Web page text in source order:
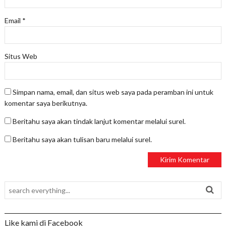
Email *
Situs Web
Simpan nama, email, dan situs web saya pada peramban ini untuk
komentar saya berikutnya.
Beritahu saya akan tindak lanjut komentar melalui surel.
Beritahu saya akan tulisan baru melalui surel.
Like kami di Facebook